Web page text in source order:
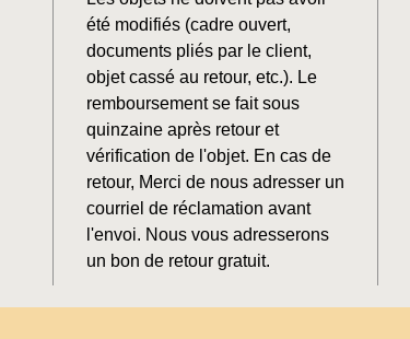
été modifiés (cadre ouvert,
documents pliés par le client,
objet cassé au retour, etc.). Le
remboursement se fait sous
quinzaine après retour et
vérification de l'objet. En cas de
retour, Merci de nous adresser un
courriel de réclamation avant
l'envoi. Nous vous adresserons
un bon de retour gratuit.